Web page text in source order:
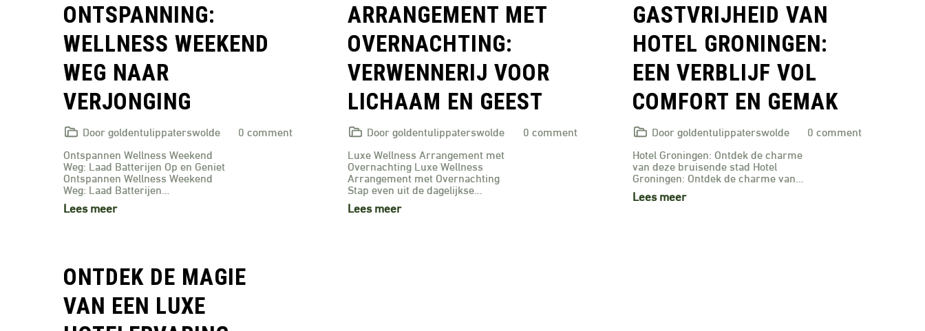
ONTSPANNING:
WELLNESS WEEKEND
WEG NAAR
VERJONGING
Door goldentulippaterswolde
0 comment
Ontspannen Wellness Weekend
Weg: Laad Batterijen Op en Geniet
Ontspannen Wellness Weekend
Weg: Laad Batterijen…
Lees meer
ARRANGEMENT MET
OVERNACHTING:
VERWENNERIJ VOOR
LICHAAM EN GEEST
Door goldentulippaterswolde
0 comment
Luxe Wellness Arrangement met
Overnachting Luxe Wellness
Arrangement met Overnachting
Stap even uit de dagelijkse…
Lees meer
GASTVRIJHEID VAN
HOTEL GRONINGEN:
EEN VERBLIJF VOL
COMFORT EN GEMAK
Door goldentulippaterswolde
0 comment
Hotel Groningen: Ontdek de charme
van deze bruisende stad Hotel
Groningen: Ontdek de charme van…
Lees meer
ONTDEK DE MAGIE
VAN EEN LUXE